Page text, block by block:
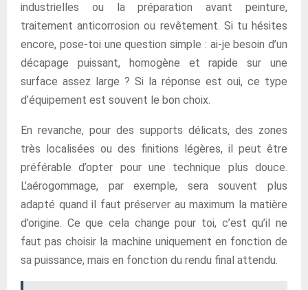
industrielles ou la préparation avant peinture,
traitement anticorrosion ou revêtement. Si tu hésites
encore, pose-toi une question simple : ai-je besoin d’un
décapage puissant, homogène et rapide sur une
surface assez large ? Si la réponse est oui, ce type
d’équipement est souvent le bon choix.
En revanche, pour des supports délicats, des zones
très localisées ou des finitions légères, il peut être
préférable d’opter pour une technique plus douce.
L’aérogommage, par exemple, sera souvent plus
adapté quand il faut préserver au maximum la matière
d’origine. Ce que cela change pour toi, c’est qu’il ne
faut pas choisir la machine uniquement en fonction de
sa puissance, mais en fonction du rendu final attendu.